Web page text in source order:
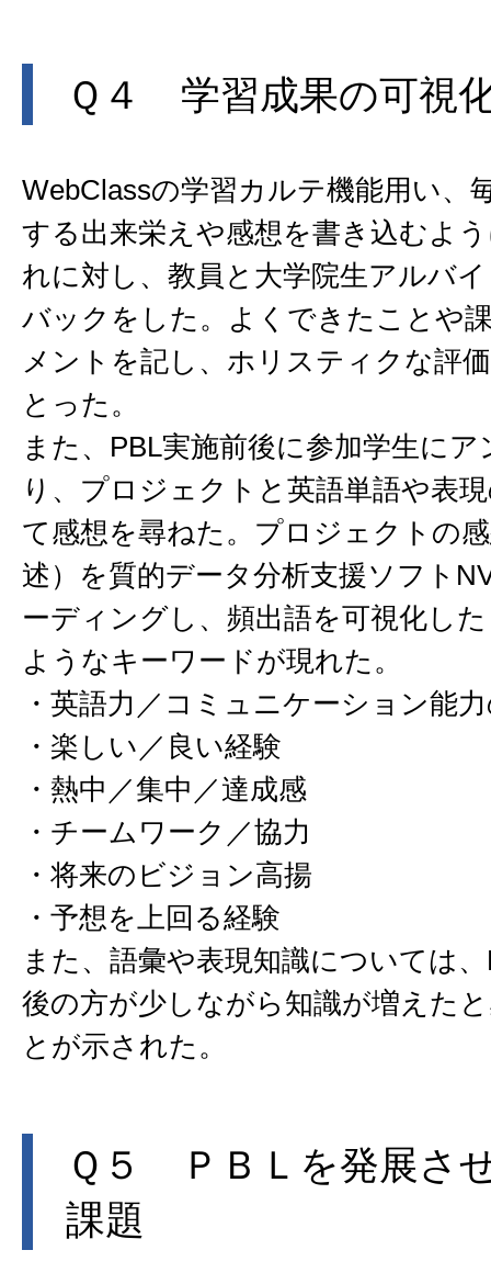
Ｑ４ 学習成果の可視
WebClassの学習カルテ機能用い、
する出来栄えや感想を書き込むよ
れに対し、教員と大学院生アルバ
バックをした。よくできたことや
メントを記し、ホリスティクな評
とった。
また、PBL実施前後に参加学生に
り、プロジェクトと英語単語や表
て感想を尋ねた。プロジェクトの
述）を質的データ分析支援ソフト
ーディングし、頻出語を可視化し
ようなキーワードが現れた。
・英語力／コミュニケーション能
・楽しい／良い経験
・熱中／集中／達成感
・チームワーク／協力
・将来のビジョン高揚
・予想を上回る経験
また、語彙や表現知識については
後の方が少しながら知識が増えた
とが示された。
Ｑ５ ＰＢＬを発展さ
課題